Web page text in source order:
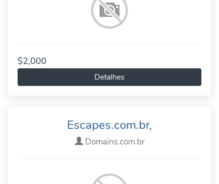
$2,000
Detalhes
Escapes.com.br,
Domains.com.br